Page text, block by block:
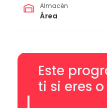
Almacén
Área
Este
ti si eres